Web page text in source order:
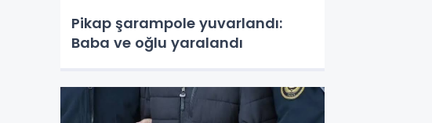
Pikap şarampole yuvarlandı:
Baba ve oğlu yaralandı